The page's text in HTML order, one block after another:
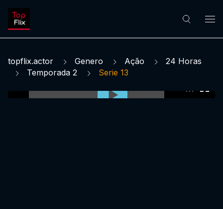
topflix.actor Genero Ação
24 Horas
Temporada 2
Serie 13